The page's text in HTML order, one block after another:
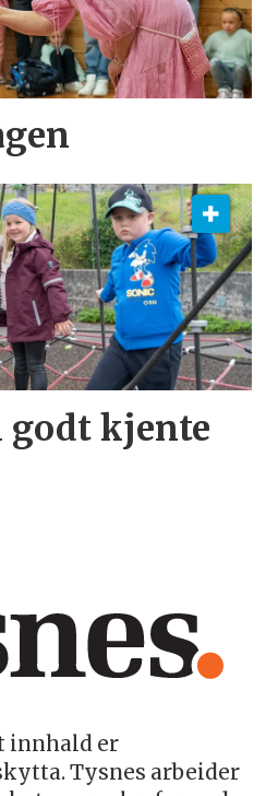
godt kjente
innhald er
Tysnes arbeider